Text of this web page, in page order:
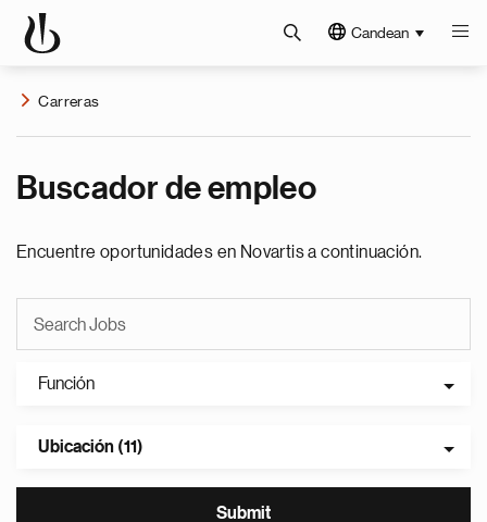
Candean
Carreras
Buscador de empleo
Encuentre oportunidades en Novartis a continuación.
Función
Ubicación (11)